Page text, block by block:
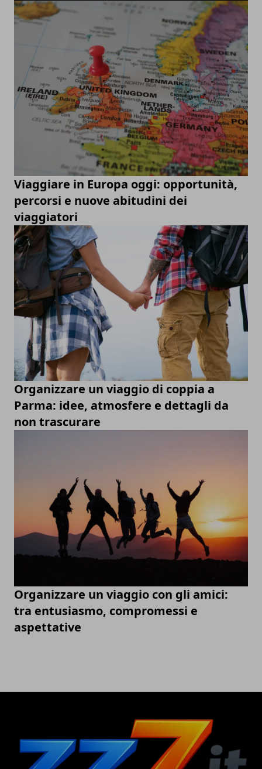
Viaggiare in Europa oggi: opportunità,
percorsi e nuove abitudini dei
viaggiatori
Organizzare un viaggio di coppia a
Parma: idee, atmosfere e dettagli da
non trascurare
Organizzare un viaggio con gli amici:
tra entusiasmo, compromessi e
aspettative